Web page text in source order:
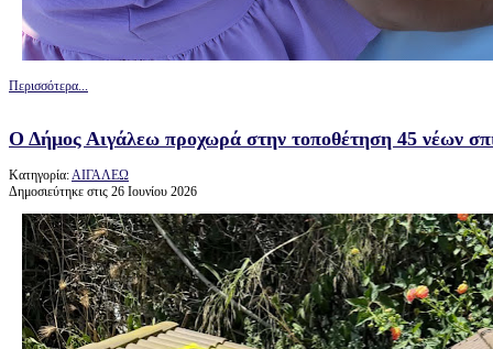
Περισσότερα...
Ο Δήμος Αιγάλεω προχωρά στην τοποθέτηση 45 νέων
Κατηγορία: ΑΙΓΑΛΕΩ
Δημοσιεύτηκε στις 26 Ιουνίου 2026